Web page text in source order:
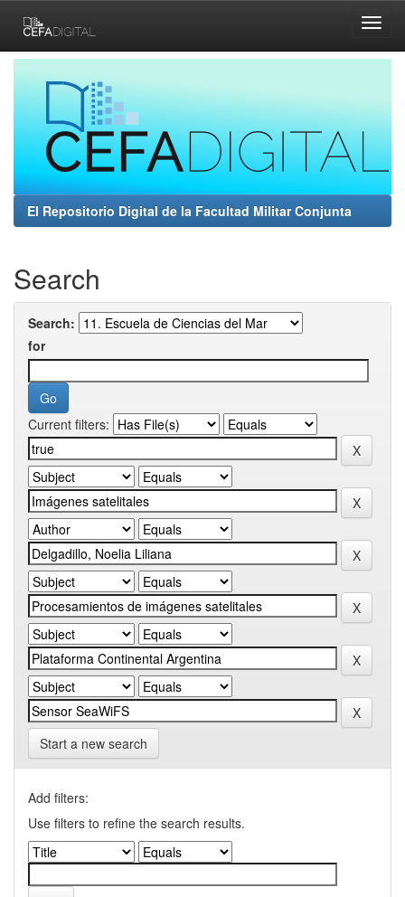
navigation
El Repositorio Digital de la Facultad Militar Conjunta
Search
Search:
for
Current filters:
Start a new search
Add filters:
Use filters to refine the search results.